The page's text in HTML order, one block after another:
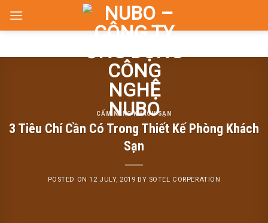
CẨM NANG KHÁCH SẠN
3 Tiêu Chí Cần Có Trong Thiết Kế Phòng Khách
Sạn
POSTED ON12 JULY, 2019 BY SOTEL CORPERATION